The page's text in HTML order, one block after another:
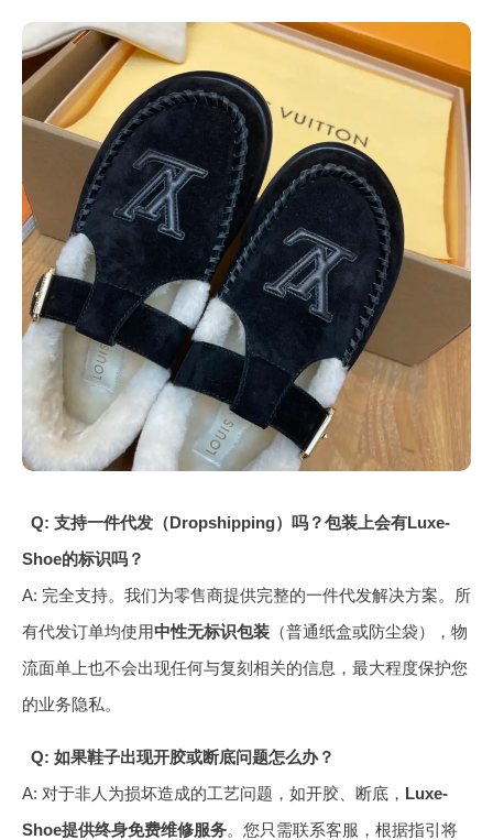
Q: 支持一件代发（Dropshipping）吗？包装上会有Luxe-
Shoe的标识吗？
A: 完全支持。我们为零售商提供完整的一件代发解决方案。所
有代发订单均使用中性无标识包装 （普通纸盒或防尘袋），物
流面单上也不会出现任何与复刻相关的信息，最大程度保护您
的业务隐私。
Q: 如果鞋子出现开胶或断底问题怎么办？
A: 对于非人为损坏造成的工艺问题，如开胶、断底， Luxe-
Shoe提供终身免费维修服务。您只需联系客服，根据指引将